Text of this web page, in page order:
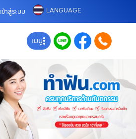
เข้าสู่ระบบ LANGUAGE
เมนู